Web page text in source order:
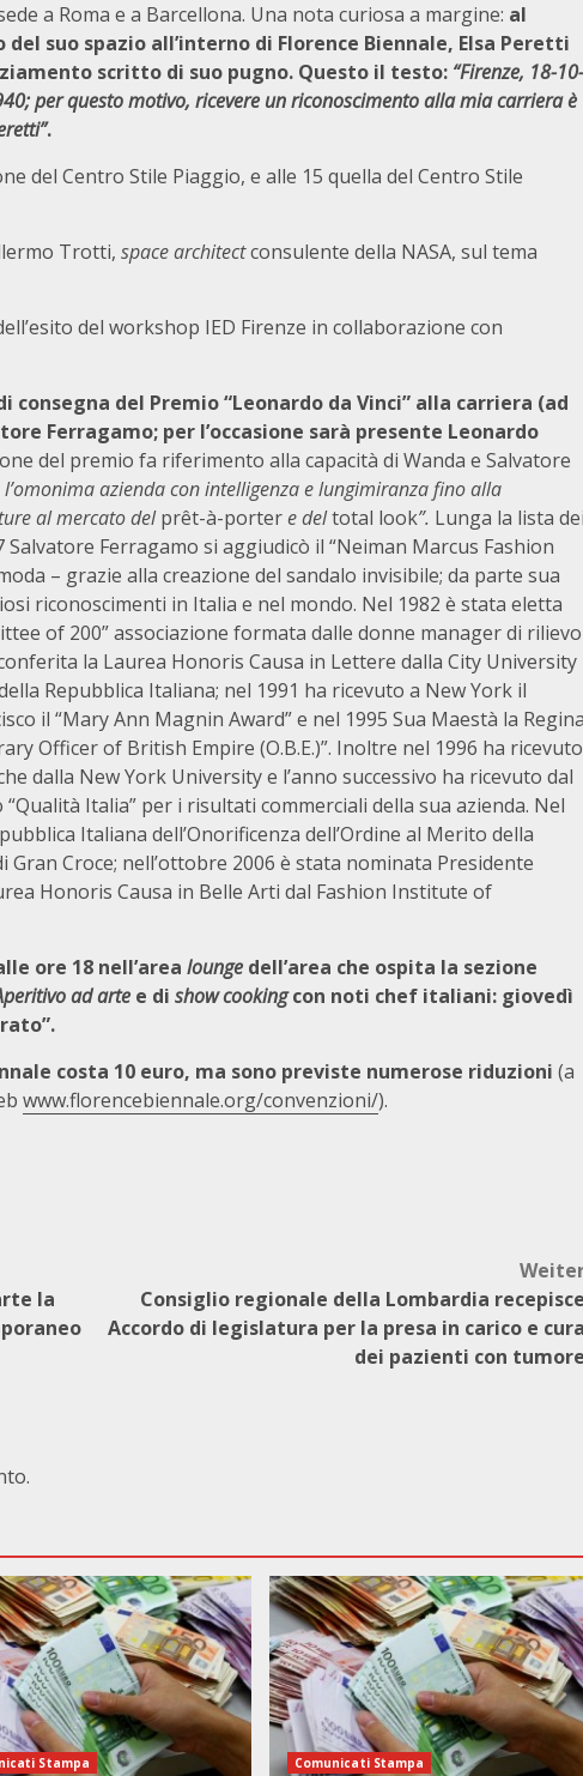
a Roma e a Barcellona. Una nota curiosa a margine: al
suo spazio all’interno di Florence Biennale, Elsa Peretti
scritto di suo pugno. Questo il testo: “Firenze, 18-10-
per questo motivo, ricevere un riconoscimento alla mia carriera è
.
del Centro Stile Piaggio, e alle 15 quella del Centro Stile
Trotti, space architectconsulente della NASA, sul tema
del workshop IED Firenze in collaborazione con
consegna del Premio “Leonardo da Vinci” alla carriera (ad
Ferragamo; per l’occasione sarà presente Leonardo
del premio fa riferimento alla capacità di Wanda e Salvatore
azienda con intelligenza e lungimiranza fino alla
al mercato delprêt-à-portere deltotal look”. Lunga la lista
Ferragamo si aggiudicò il “Neiman Marcus Fashion
– grazie alla creazione del sandalo invisibile; da parte sua
riconoscimenti in Italia e nel mondo. Nel 1982 è stata eletta
of 200” associazione formata dalle donne manager di rilievo
la Laurea Honoris Causa in Lettere dalla City University
Repubblica Italiana; nel 1991 ha ricevuto a New York il
il “Mary Ann Magnin Award” e nel 1995 Sua Maestà la
Officer of British Empire (O.B.E.)”. Inoltre nel 1996 ha ricevuto
dalla New York University e l’anno successivo ha ricevuto dal
Italia” per i risultati commerciali della sua azienda. Nel
Italiana dell’Onorificenza dell’Ordine al Merito della
Croce; nell’ottobre 2006 è stata nominata Presidente
Honoris Causa in Belle Arti dal Fashion Institute of
ore 18 nell’area lounge dell’area che ospita la sezione
ad arte e di show cookingcon noti chef italiani: giovedì
costa 10 euro, ma sono previste numerose riduzioni (a
www.florencebiennale.org/convenzioni/).
la
Consiglio regionale della Lombardia
Accordo di legislatura per la presa in carico e
dei pazienti con
Stampa Comunicati Stampa